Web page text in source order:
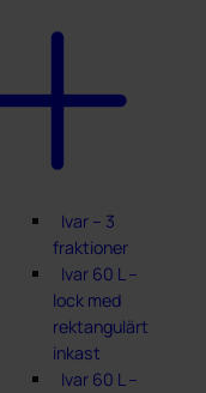
Ivar – 3
fraktioner
Ivar 60 L –
lock med
rektangulärt
inkast
Ivar 60 L –